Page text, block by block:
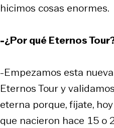
hicimos cosas enormes.
-¿Por quéEternos Tour
-Empezamos esta
Eternos Toury
eterna porque, fíjate,
que nacieron hace 15 o